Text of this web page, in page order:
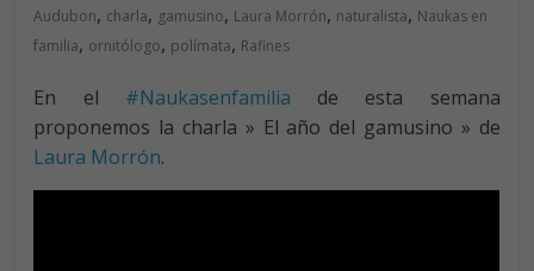
Audubon, charla, gamusino, Laura Morrón, naturalista, Naukas en
familia, ornitólogo, polímata, Rafines
En el #Naukasenfamilia de esta semana
proponemos la charla » El año del gamusino » de
Laura Morrón.